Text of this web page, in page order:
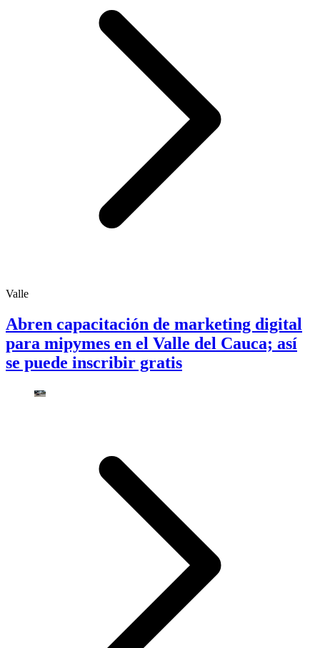
Valle
Abren capacitación de marketing digital
para mipymes en el Valle del Cauca; así
se puede inscribir gratis